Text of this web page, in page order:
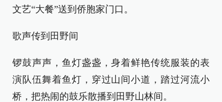
文艺“大餐”送到侨胞家门口。
歌声传到田野间
锣鼓声声，鱼灯盏盏，身着鲜艳传统服装的表
演队伍舞着鱼灯，穿过山间小道，踏过河流小
桥，把热闹的鼓乐散播到田野山林间。